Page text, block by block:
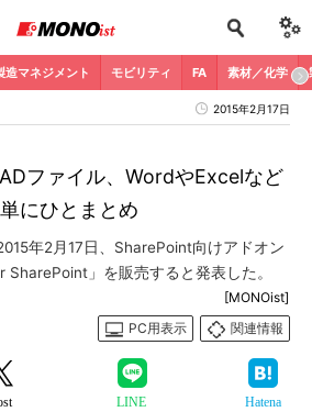
造マネジメント モビリティ FA 素材／化学
2015年2月17日
ファイル、WordやExcelなど
にひとまとめ
年2月17日、SharePoint向けアドオン
SharePoint」を販売すると発表した。
[MONOist]
PC用表示
関連情報
LINE Hatena